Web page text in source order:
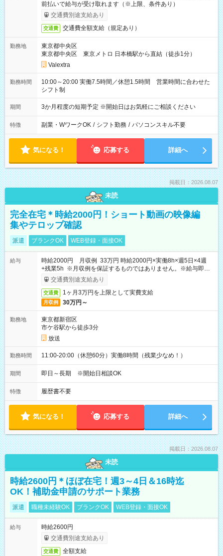
前払いで給与が受け取れます（※上限、条件あり）
交通費別途支給あり
交通費 交通費全額支給（規定あり）
勤務地
東京都中央区
東京都中央区 東京メトロ 日本橋駅から直結（徒歩1分）
Valextra
勤務時間
10:00～20:00 実働7.5時間／休憩1.5時間 営業時間に合わせた
シフト制
期間 3か月程度の短期予定 ※開始日はお気軽にご相談ください
特徴 副業・WワークOK / シフト勤務 / パソコンスキル不要
気になる！ 応募する 詳細へ
掲載日：2026.08.07
未読
完全在宅＊時給2000円！ショート動画の映像編
集やテロップ確認
派遣 ブランクOK WEB登録・面接OK
給与
時給2000円 月収例 33万円 時給2000円×実働8h×週5日×4週
+残業5h ※月収例を保証するものではありません。※給与即受
取りサービス利用可（利用条件有）
交通費別途支給あり
交通費 1ヶ月3万円を上限として実費支給
月収例 30万円～
勤務地
東京都新宿区
市ケ谷駅から徒歩3分
放送
勤務時間 11:00-20:00（休憩60分）実働8時間（残業少なめ！）
期間 即日～長期 ※開始日相談OK
特徴 履歴書不要
気になる！ 応募する 詳細へ
掲載日：2026.08.07
未読
時給2600円＊ほぼ在宅！週3～4日＆16時迄
OK！補助金申請のサポート業務
派遣 職種未経験OK ブランクOK WEB登録・面接OK
給与
時給2600円
交通費別途支給あり
交通費 全額支給